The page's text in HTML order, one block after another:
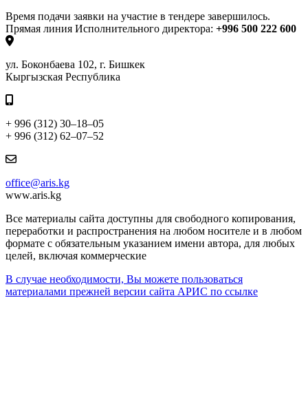
Время подачи заявки на участие в тендере завершилось.
Прямая линия Исполнительного директора: +996 500 222 600
ул. Боконбаева 102, г. Бишкек
Кыргызская Республика
+ 996 (312) 30–18–05
+ 996 (312) 62–07–52
office@aris.kg
www.aris.kg
Все материалы сайта доступны для свободного копирования,
переработки и распространения на любом носителе и в любом
формате с обязательным указанием имени автора, для любых
целей, включая коммерческие
В случае необходимости, Вы можете пользоваться
материалами прежней версии сайта АРИС по ссылке